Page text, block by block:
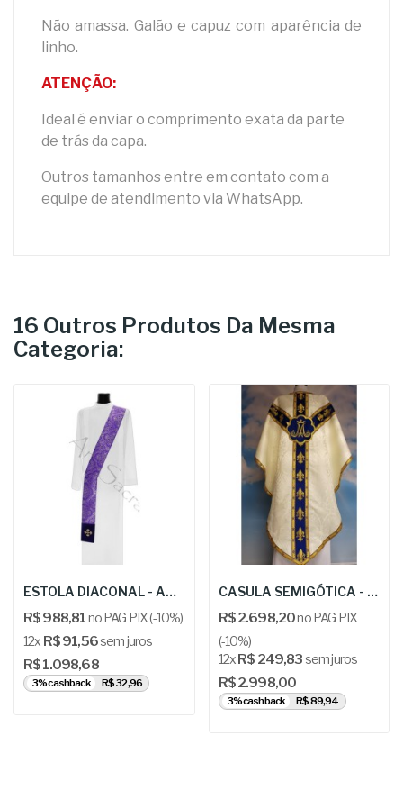
Não amassa. Galão e capuz com aparência de
linho.
ATENÇÃO:
Ideal é enviar o comprimento exata da parte
de trás da capa.
Outros tamanhos entre em contato com a
equipe de atendimento via WhatsApp.
16 Outros Produtos Da Mesma
Categoria:
ESTOLA DIACONAL - ARS SD18-AF14
R$ 988,81no PAG PIX (-10%)
12x R$ 91,56sem juros
R$ 1.098,68
3% cashback R$ 32,96
CASULA SEMIGÓTICA - PHA 212KPA gotycki Maryjna
R$ 2.698,20no PAG PIX
(-10%)
12xR$ 249,83 sem juros
R$ 2.998,00
3% cashback R$ 89,94